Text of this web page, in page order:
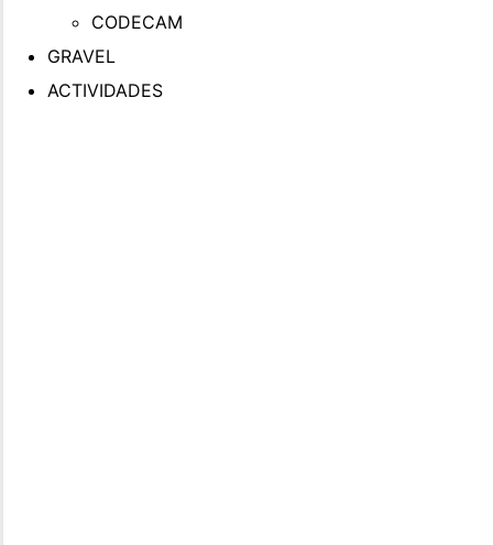
CODECAM
GRAVEL
ACTIVIDADES